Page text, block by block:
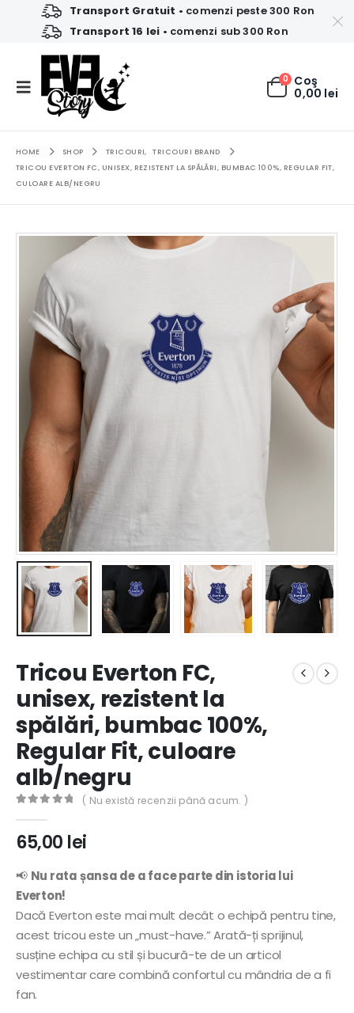
Transport Gratuit • comenzi peste 300 Ron
Transport 16 lei • comenzi sub 300 Ron
0 Coş
0,00 lei
HOME SHOP TRICOURI,
TRICOURI BRAND
TRICOU EVERTON FC, UNISEX, REZISTENT LA SPĂLĂRI, BUMBAC 100%, REGULAR FIT,
CULOARE ALB/NEGRU
Tricou Everton FC,
unisex, rezistent la
spălări, bumbac 100%,
Regular Fit, culoare
alb/negru
( Nu există recenzii până acum. )
65,00 lei
📢 Nu rata șansa de a face parte din istoria lui
Everton!
Dacă Everton este mai mult decât o echipă pentru tine,
acest tricou este un „must-have.” Arată-ți sprijinul,
susține echipa cu stil și bucură-te de un articol
vestimentar care combină confortul cu mândria de a fi
fan.